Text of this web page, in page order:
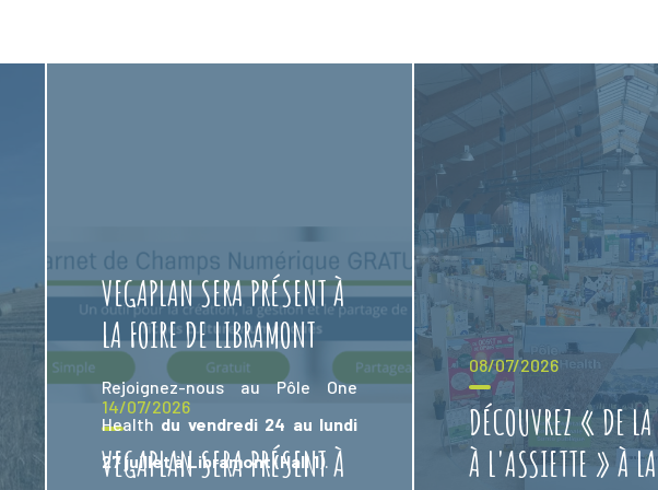
14/07/2026
VEGAPLAN SERA PRÉSENT À
VEGAPLAN SERA PRÉSENT À
LA FOIRE DE LIBRAMONT
Rejoignez-nous au Pôle One
Health du vendredi 24 au lundi
27 juillet à Libramont (Hall 1).
08/07/2026
DÉCOUVREZ « DE LA
À L'ASSIETTE » À